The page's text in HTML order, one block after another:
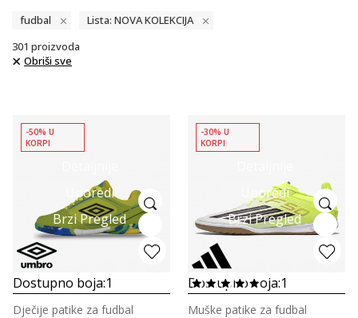
fudbal
Lista: NOVA KOLEKCIJA
301 proizvoda
Obriši sve
Uporedi
Brzi Pregled
-50% U
KORPI
Dostupno boja:1
Dječije patike za fudbal
Uporedi
Brzi Pregled
-30% U
KORPI
Dostupno boja:1
Muške patike za fudbal